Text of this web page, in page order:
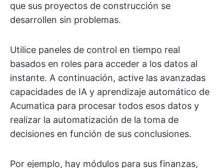
que sus proyectos de construcción se
desarrollen sin problemas.
Utilice paneles de control en tiempo real
basados en roles para acceder a los datos al
instante. A continuación, active las avanzadas
capacidades de IA y aprendizaje automático de
Acumatica para procesar todos esos datos y
realizar la automatización de la toma de
decisiones en función de sus conclusiones.
Por ejemplo, hay módulos para sus finanzas,